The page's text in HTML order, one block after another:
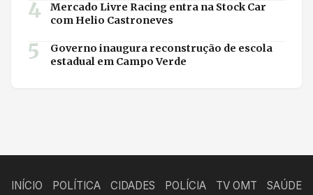
4
Mercado Livre Racing entra na Stock Car
com Helio Castroneves
5
Governo inaugura reconstrução de escola
estadual em Campo Verde
INÍCIO POLÍTICA CIDADES POLÍCIA TV OMT SAÚDE